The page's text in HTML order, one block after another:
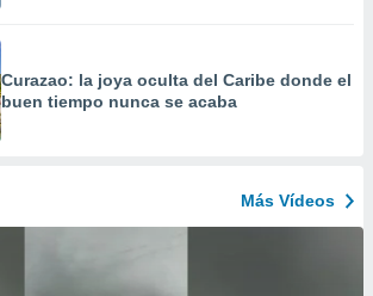
Curazao: la joya oculta del Caribe donde el
buen tiempo nunca se acaba
Más Vídeos